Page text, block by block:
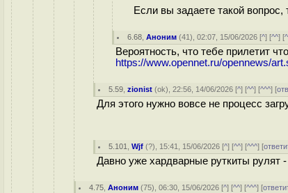
Если вы задаете такой
6.68 ,Аноним (41), 02:07, 15/06/2026 [^] [^^] [
Вероятность, что тебе прилетит
https://www.opennet.ru/opennews/
5.59 ,zionist (ok), 22:56, 14/06/2026 [^] [^^] [^^^] [
Для этого нужно вовсе не процесс
5.101 ,Wjf (?), 15:41, 15/06/2026 [^] [^^] [^^^] [
Давно уже хардварные руткиты рулят
4.75 ,Аноним (75), 06:30, 15/06/2026 [^] [^^] [^^^] [